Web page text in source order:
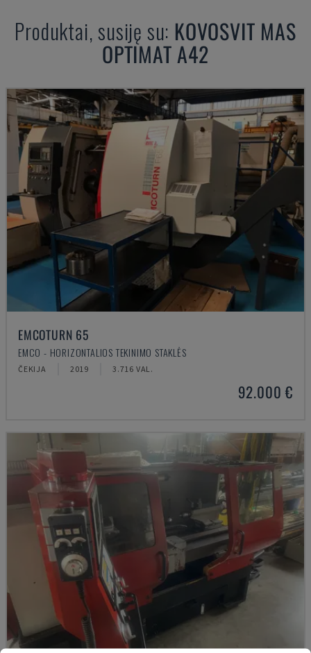
Produktai, susiję su: KOVOSVIT MAS
OPTIMAT A42
EMCOTURN 65
EMCO - HORIZONTALIOS TEKINIMO STAKLĖS
ČEKIJA 2019 3.716 VAL.
92.000 €